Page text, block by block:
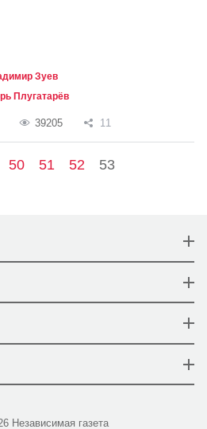
Зуев
Плугатарёв
39205 11
50 51 52 53
Независимая газета